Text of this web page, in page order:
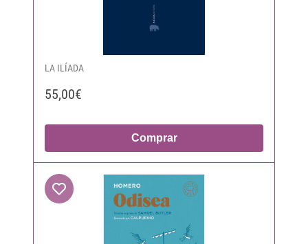
LA ILÍADA
55,00€
Comprar